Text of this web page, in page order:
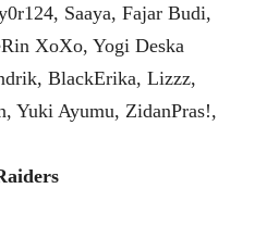
Saaya, Fajar Budi,
XoXo, Yogi Deska
BlackErika, Lizzz,
Yuki Ayumu, ZidanPras!,